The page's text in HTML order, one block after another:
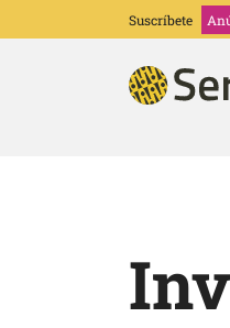
Suscríbete